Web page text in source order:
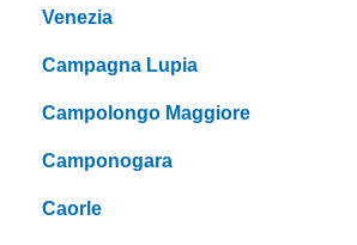
Venezia
Campagna Lupia
Campolongo Maggiore
Camponogara
Caorle